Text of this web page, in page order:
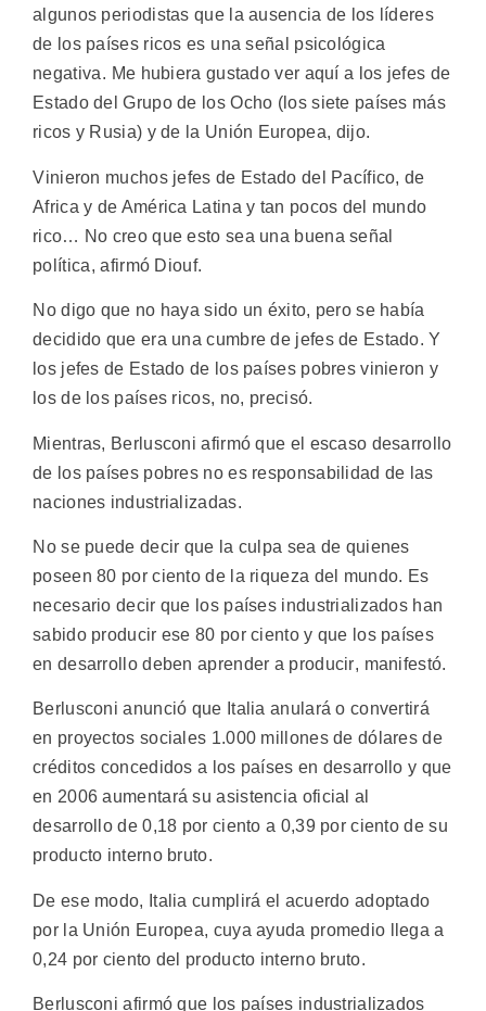
algunos periodistas que la ausencia de los líderes
de los países ricos es una señal psicológica
negativa. Me hubiera gustado ver aquí a los jefes de
Estado del Grupo de los Ocho (los siete países más
ricos y Rusia) y de la Unión Europea, dijo.
Vinieron muchos jefes de Estado del Pacífico, de
Africa y de América Latina y tan pocos del mundo
rico… No creo que esto sea una buena señal
política, afirmó Diouf.
No digo que no haya sido un éxito, pero se había
decidido que era una cumbre de jefes de Estado. Y
los jefes de Estado de los países pobres vinieron y
los de los países ricos, no, precisó.
Mientras, Berlusconi afirmó que el escaso desarrollo
de los países pobres no es responsabilidad de las
naciones industrializadas.
No se puede decir que la culpa sea de quienes
poseen 80 por ciento de la riqueza del mundo. Es
necesario decir que los países industrializados han
sabido producir ese 80 por ciento y que los países
en desarrollo deben aprender a producir, manifestó.
Berlusconi anunció que Italia anulará o convertirá
en proyectos sociales 1.000 millones de dólares de
créditos concedidos a los países en desarrollo y que
en 2006 aumentará su asistencia oficial al
desarrollo de 0,18 por ciento a 0,39 por ciento de su
producto interno bruto.
De ese modo, Italia cumplirá el acuerdo adoptado
por la Unión Europea, cuya ayuda promedio llega a
0,24 por ciento del producto interno bruto.
Berlusconi afirmó que los países industrializados